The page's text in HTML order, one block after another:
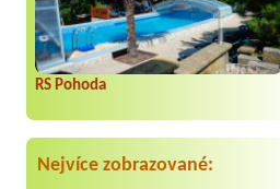
RS Pohoda
Nejvíce zobrazované: